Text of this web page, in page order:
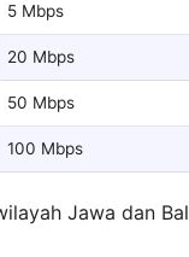
5 Mbps
20 Mbps
50 Mbps
100 Mbps
Jawa dan